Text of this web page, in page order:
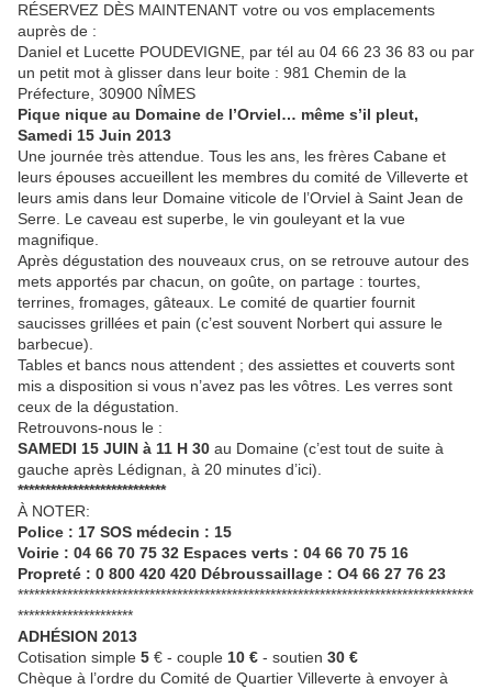
RÉSERVEZ DÈS MAINTENANT votre ou vos emplacements
auprès de :
Daniel et Lucette POUDEVIGNE, par tél au 04 66 23 36 83 ou par
un petit mot à glisser dans leur boite : 981 Chemin de la
Préfecture, 30900 NÎMES
Pique nique au Domaine de l’Orviel… même s’il pleut,
Samedi 15 Juin 2013
Une journée très attendue. Tous les ans, les frères Cabane et
leurs épouses accueillent les membres du comité de Villeverte et
leurs amis dans leur Domaine viticole de l’Orviel à Saint Jean de
Serre. Le caveau est superbe, le vin gouleyant et la vue
magnifique.
Après dégustation des nouveaux crus, on se retrouve autour des
mets apportés par chacun, on goûte, on partage : tourtes,
terrines, fromages, gâteaux. Le comité de quartier fournit
saucisses grillées et pain (c’est souvent Norbert qui assure le
barbecue).
Tables et bancs nous attendent ; des assiettes et couverts sont
mis a disposition si vous n’avez pas les vôtres. Les verres sont
ceux de la dégustation.
Retrouvons-nous le :
SAMEDI 15 JUIN à 11 H 30 au Domaine (c’est tout de suite à
gauche après Lédignan, à 20 minutes d’ici).
***************************
À NOTER:
Police : 17 SOS médecin : 15
Voirie : 04 66 70 75 32 Espaces verts : 04 66 70 75 16
Propreté : 0 800 420 420 Débroussaillage : O4 66 27 76 23
***********************************************************************************
*********************
ADHÉSION 2013
Cotisation simple 5 € - couple 10 € - soutien 30 €
Chèque à l’ordre du Comité de Quartier Villeverte à envoyer à